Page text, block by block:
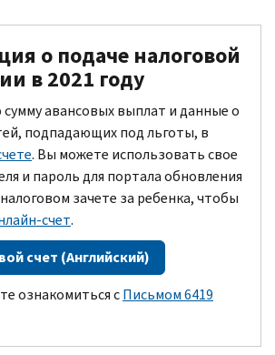
о подаче налоговой
в 2021 году
авансовых выплат и данные о
подпадающих под льготы, в
. Вы можете использовать свое
и пароль для портала обновления
зачете за ребенка, чтобы
счет.
счет (Английский)
ознакомиться сПисьмом 6419